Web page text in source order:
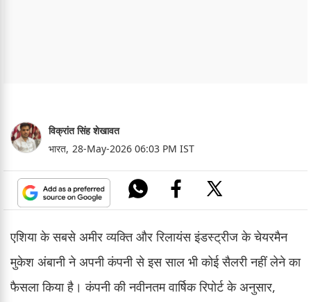
विक्रांत सिंह शेखावत
भारत, 28-May-2026 06:03 PM IST
एशिया के सबसे अमीर व्यक्ति और रिलायंस इंडस्ट्रीज के चेयरमैन
मुकेश अंबानी ने अपनी कंपनी से इस साल भी कोई सैलरी नहीं लेने का
फैसला किया है। कंपनी की नवीनतम वार्षिक रिपोर्ट के अनुसार,